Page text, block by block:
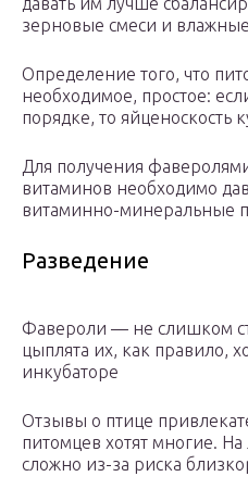
зерновые смеси и
Определение того, что
необходимое, простое:
порядке, то яйценоскость
Для получения
витаминов необходимо
витаминно-минеральные
Разведение
Фавероли — не слишком
цыплята их, как правило,
инкубаторе
Отзывы о птице
питомцев хотят многие.
сложно из-за риска